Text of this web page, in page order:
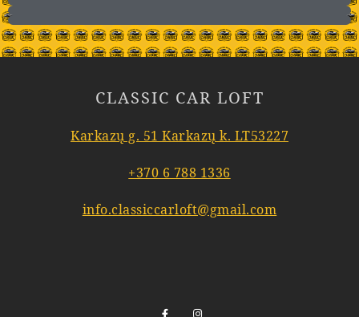
CLASSIC CAR LOFT
Karkazų g. 51 Karkazų k. LT53227
+370 6 788 1336
info.classiccarloft@gmail.com